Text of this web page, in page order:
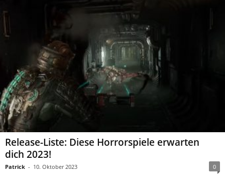
Release-Liste: Diese Horrorspiele erwarten
dich 2023!
Patrick - 10. Oktober 2023 0